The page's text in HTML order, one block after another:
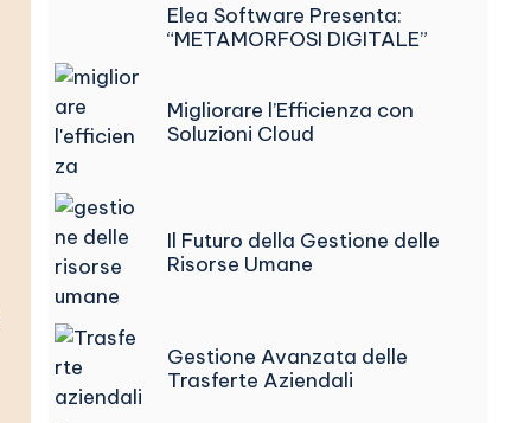
Elea Software Presenta:
“METAMORFOSI DIGITALE”
Migliorare l’Efficienza con
Soluzioni Cloud
Il Futuro della Gestione delle
Risorse Umane
Gestione Avanzata delle
Trasferte Aziendali